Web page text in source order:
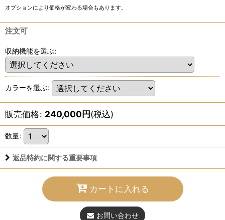
オプションにより価格が変わる場合もあります。
注文可
収納機能を選ぶ:
カラーを選ぶ:
販売価格: 240,000円(税込)
数量:
返品特約に関する重要事項
カートに入れる
お問い合わせ